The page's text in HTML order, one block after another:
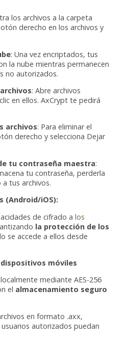
los archivos a la carpeta
derecho en los archivos y
: Una vez encriptados, tus
la nube mientras permanecen
no autorizados.
: Abre archivos
en ellos. AxCrypt te pedirá
archivos: Para eliminar el
derecho y selecciona Dejar
tu contraseña maestra:
tu contraseña, perderla
a tus archivos.
(Android/iOS):
de cifrado a los
la protección de los
se accede a ellos desde
móviles
mediante AES-256
el almacenamiento seguro
en formato .axx,
autorizados puedan